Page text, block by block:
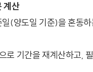
계산
일(양도일 기준)을 혼동
로 기간을 재계산하고,